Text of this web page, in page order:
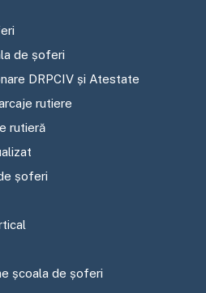
de șoferi
DRPCIV și Atestate
rutiere
rutieră
șoferi
școala de șoferi